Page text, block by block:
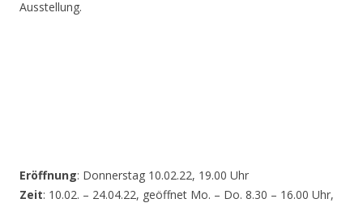
Ausstellung.
Eröffnung: Donnerstag 10.02.22, 19.00 Uhr
Zeit: 10.02. – 24.04.22, geöffnet Mo. – Do. 8.30 – 16.00 Uhr,